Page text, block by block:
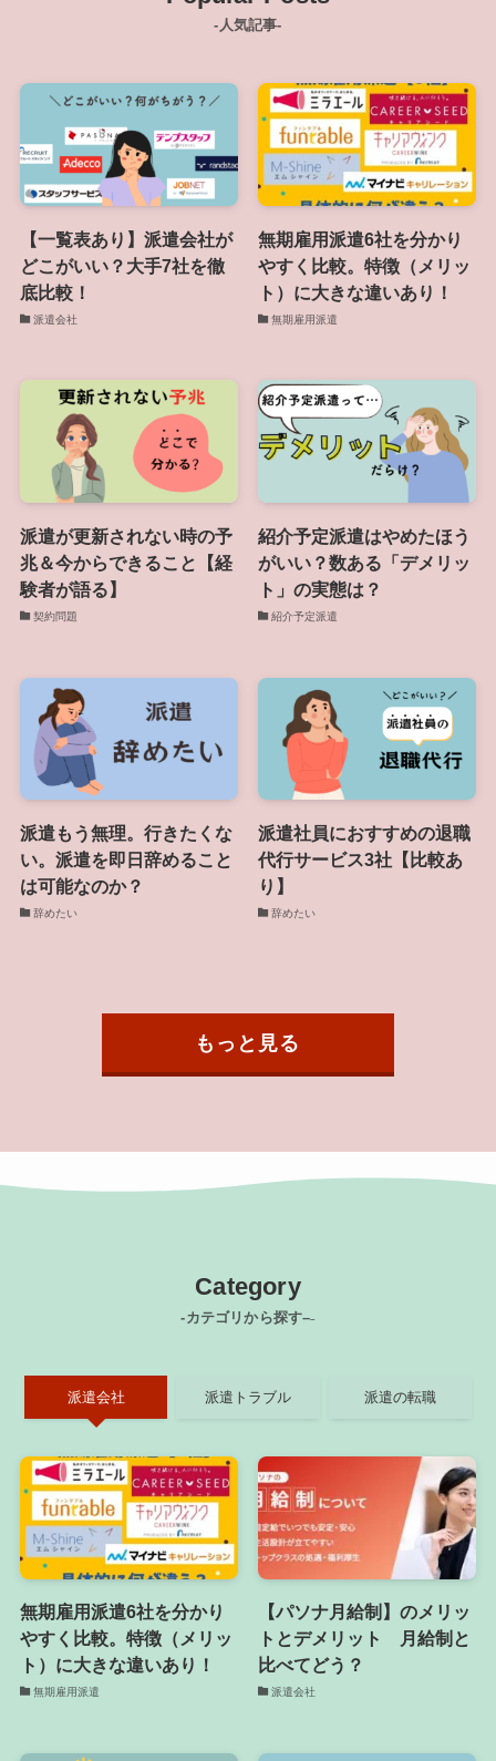
-人気記事-
【一覧表あり】派遣会社が
どこがいい？大手7社を徹
底比較！
派遣会社
無期雇用派遣6社を分かり
やすく比較。特徴（メリッ
ト）に大きな違いあり！
無期雇用派遣
派遣が更新されない時の予
兆＆今からできること【経
験者が語る】
契約問題
紹介予定派遣はやめたほう
がいい？数ある「デメリッ
ト」の実態は？
紹介予定派遣
派遣もう無理。行きたくな
い。派遣を即日辞めること
は可能なのか？
辞めたい
派遣社員におすすめの退職
代行サービス3社【比較あ
り】
辞めたい
もっと見る
Category
-カテゴリから探す––
派遣会社 派遣トラブル 派遣の転職
無期雇用派遣6社を分かり
やすく比較。特徴（メリッ
ト）に大きな違いあり！
無期雇用派遣
【パソナ月給制】のメリッ
トとデメリット 月給制と
比べてどう？
派遣会社